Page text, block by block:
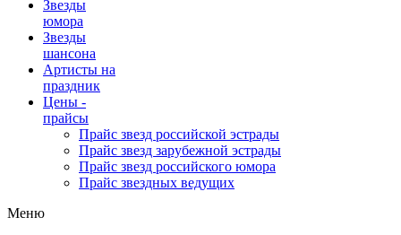
Звезды
юмора
Звезды
шансона
Артисты на
праздник
Цены -
прайсы
Прайс звезд российской эстрады
Прайс звезд зарубежной эстрады
Прайс звезд российского юмора
Прайс звездных ведущих
Меню